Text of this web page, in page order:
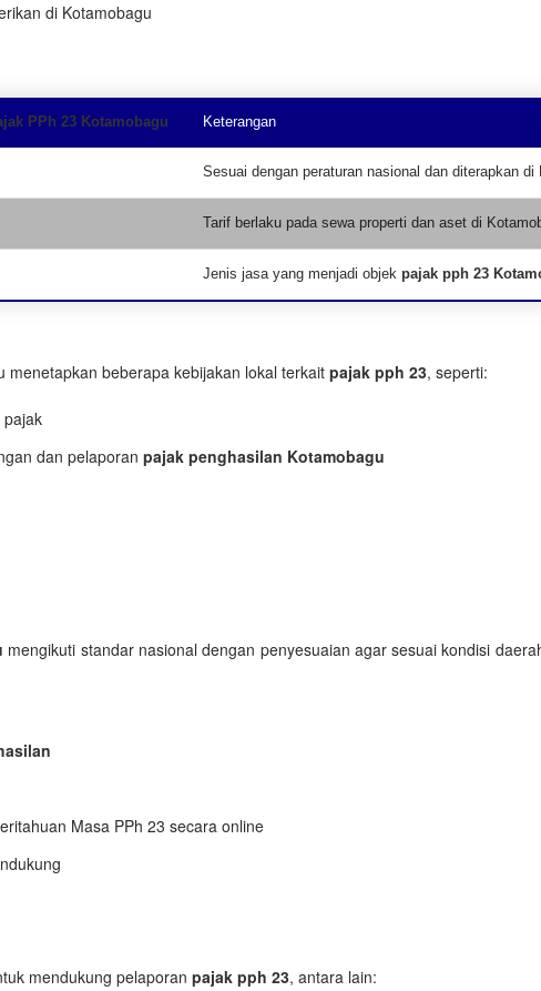
di Kotamobagu
PPh 23 Kotamobagu Keterangan
Sesuai dengan peraturan nasional dan diterapkan di
Tarif berlaku pada sewa properti dan aset di
Jenis jasa yang menjadi objek pajak pph 23
beberapa kebijakan lokal terkait pajak pph 23, seperti:
pajak
dan pelaporan pajak penghasilan Kotamobagu
mengikuti standar nasional dengan penyesuaian agar sesuai kondisi
Masa PPh 23 secara online
mendukung pelaporan pajak pph 23, antara lain: